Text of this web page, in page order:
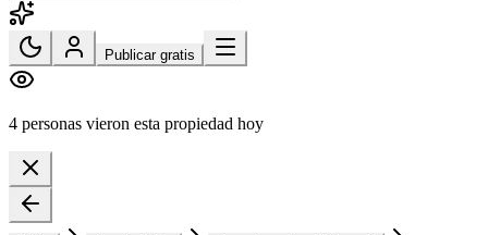
Publicar gratis
4 personas vieron esta propiedad hoy